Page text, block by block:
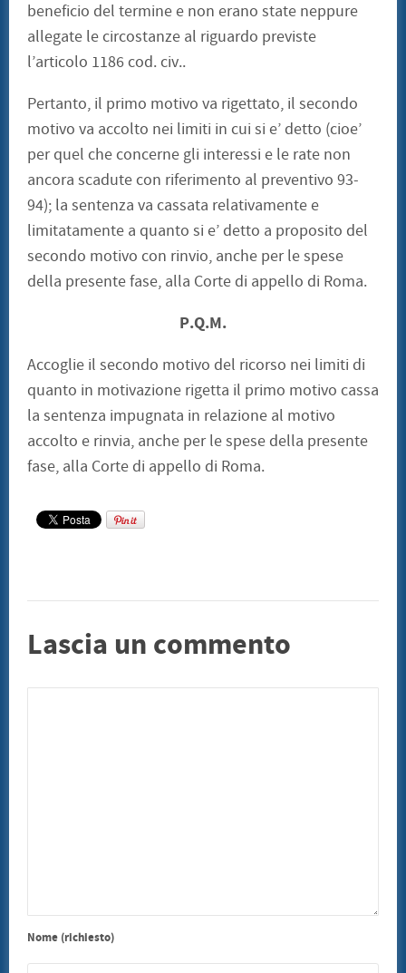
beneficio del termine e non erano state neppure
allegate le circostanze al riguardo previste
l’articolo 1186 cod. civ..
Pertanto, il primo motivo va rigettato, il secondo
motivo va accolto nei limiti in cui si e’ detto (cioe’
per quel che concerne gli interessi e le rate non
ancora scadute con riferimento al preventivo 93-
94); la sentenza va cassata relativamente e
limitatamente a quanto si e’ detto a proposito del
secondo motivo con rinvio, anche per le spese
della presente fase, alla Corte di appello di Roma.
P.Q.M.
Accoglie il secondo motivo del ricorso nei limiti di
quanto in motivazione rigetta il primo motivo cassa
la sentenza impugnata in relazione al motivo
accolto e rinvia, anche per le spese della presente
fase, alla Corte di appello di Roma.
Lascia un commento
Nome (richiesto)